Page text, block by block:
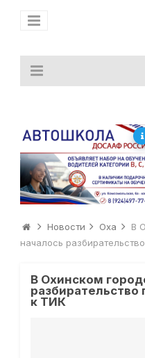
Новости Оха
В
началось
В Охинском
разбирательство
к ТИК